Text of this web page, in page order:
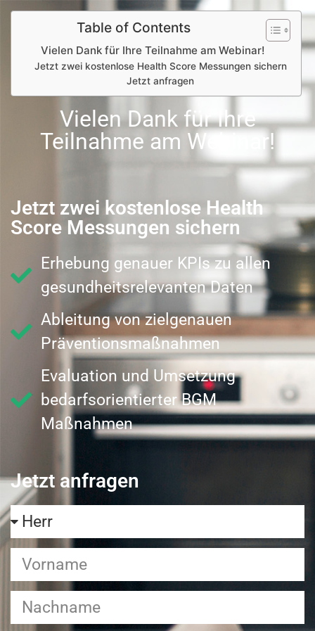
Table of Contents
Vielen Dank für Ihre Teilnahme am Webinar!
Jetzt zwei kostenlose Health Score Messungen sichern
Jetzt anfragen
Vielen Dank für Ihre
Teilnahme am Webinar!
Jetzt zwei kostenlose Health
Score Messungen sichern
Erhebung genauer KPIs zu allen
gesundheitsrelevanten Daten
Ableitung von zielgenauen
Präventionsmaßnahmen
Evaluation und Umsetzung
bedarfsorientierter BGM
Maßnahmen
Jetzt anfragen